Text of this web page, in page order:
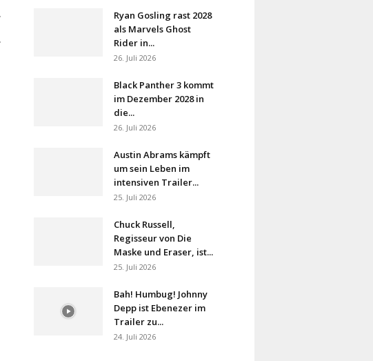
Ryan Gosling rast 2028
als Marvels Ghost
Rider in...
26. Juli 2026
Black Panther 3 kommt
im Dezember 2028 in
die...
26. Juli 2026
Austin Abrams kämpft
um sein Leben im
intensiven Trailer...
25. Juli 2026
Chuck Russell,
Regisseur von Die
Maske und Eraser, ist...
25. Juli 2026
Bah! Humbug! Johnny
Depp ist Ebenezer im
Trailer zu...
24. Juli 2026